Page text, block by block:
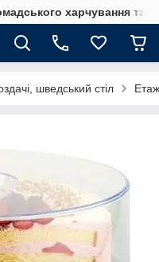
харчування та
шведський стіл